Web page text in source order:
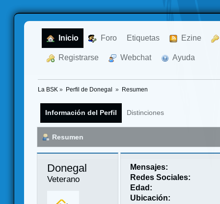
Inicio Foro Etiquetas Ezine
Registrarse Webchat Ayuda
La BSK » Perfil de Donegal » Resumen
Información del Perfil Distinciones
Resumen
Donegal
Veterano
Mensajes:
Redes Sociales:
Edad:
Ubicación: